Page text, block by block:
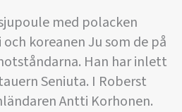
med polacken
koreanen Ju som de på
Han har inlett
Seniuta. I Roberst
Antti Korhonen.